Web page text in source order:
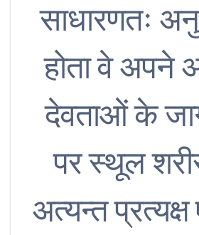
साधारणतः
होता वे अपने
देवताओं के
पर स्थूल
अत्यन्त